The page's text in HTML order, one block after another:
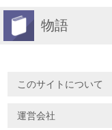
物語
このサイトについて
運営会社